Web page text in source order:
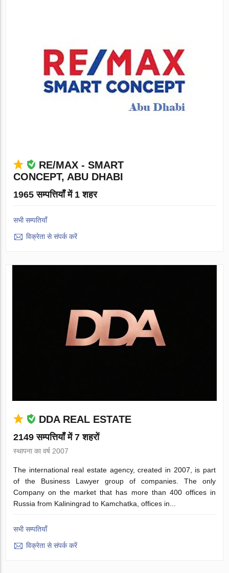
RE/MAX - SMART
CONCEPT, ABU DHABI
1965 सम्पत्तियाँ में 1 शहर
सभी सम्पतियाँ
विक्रेता से संपर्क करें
DDA REAL ESTATE
2149 सम्पत्तियाँ में 7 शहरों
स्थापना का वर्ष 2007
The international real estate agency, created in 2007, is part
of the Business Lawyer group of companies. The only
Company on the market that has more than 400 offices in
Russia from Kaliningrad to Kamchatka, offices in...
सभी सम्पतियाँ
विक्रेता से संपर्क करें